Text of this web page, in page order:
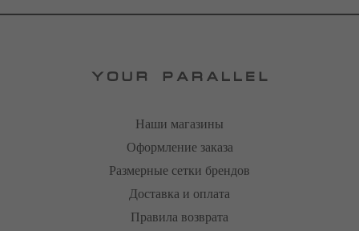
Наши магазины
Оформление заказа
Размерные сетки брендов
Доставка и оплата
Правила возврата